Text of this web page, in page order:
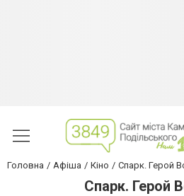
Головна Афіша Кіно Спарк. Герой
Спарк. Герой